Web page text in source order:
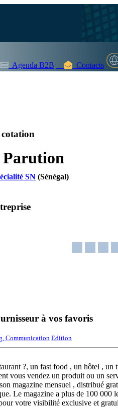
Agenda B2B Contacts
Parution
SN (Sénégal)
à vos favoris
Communication Edition
?, un fast food , un hôtel , un
vous vendez un produit ou un
magazine mensuel , distribué
Le magazine a plus de 100 000
votre visibilité exclusive et